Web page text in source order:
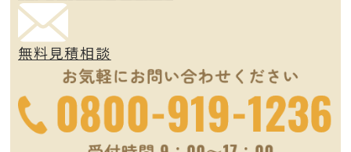
無料見積相談